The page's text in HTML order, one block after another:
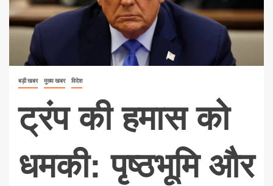
बड़ी खबर मुख्य खबर विदेश
ट्रंप की हमास को
धमकी: पृष्ठभूमि और